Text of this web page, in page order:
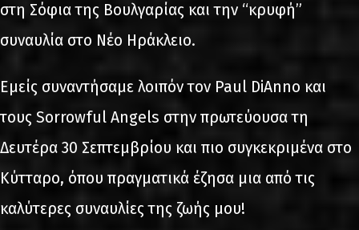
στη Σόφια της Βουλγαρίας και την “κρυφή”
συναυλία στο Νέο Ηράκλειο.
Εμείς συναντήσαμε λοιπόν τον Paul DiAnno και
τους Sorrowful Angels στην πρωτεύουσα τη
Δευτέρα 30 Σεπτεμβρίου και πιο συγκεκριμένα στο
Κύτταρο, όπου πραγματικά έζησα μια από τις
καλύτερες συναυλίες της ζωής μου!